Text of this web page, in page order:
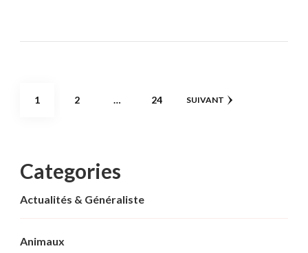
Pagination
PAGE
1 PAGE
2 … PAGE
24 SUIVANT
Categories
Actualités & Généraliste
Animaux